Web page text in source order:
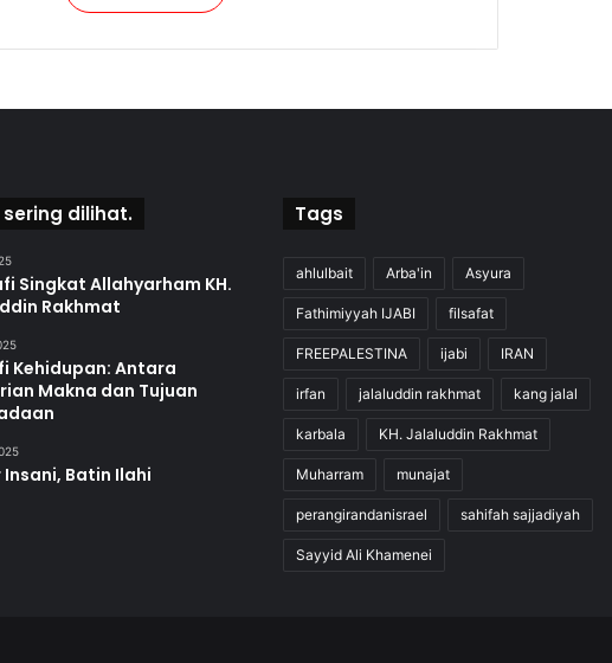
sering dilihat.
Singkat Allahyarham KH.
Rakhmat
Kehidupan: Antara
Makna dan Tujuan
Insani, Batin Ilahi
Tags
ahlulbait Arba'in Asyura
Fathimiyyah IJABI filsafat
FREEPALESTINA ijabi IRAN
irfan jalaluddin rakhmat kang jalal
karbala KH. Jalaluddin Rakhmat
Muharram munajat
perangirandanisrael sahifah sajjadiyah
Sayyid Ali Khamenei